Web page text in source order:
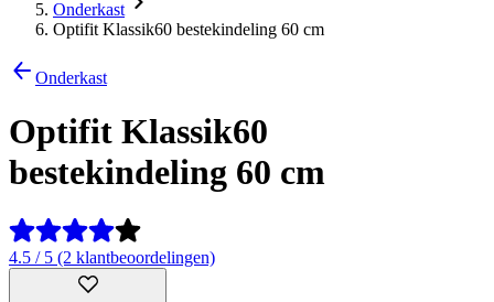
Onderkast
Optifit Klassik60 bestekindeling 60 cm
Onderkast
Optifit Klassik60
bestekindeling 60 cm
4.5 / 5 (2 klantbeoordelingen)